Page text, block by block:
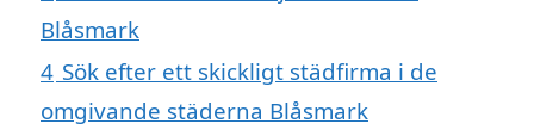
Blåsmark
4 Sök efter ett skickligt städfirma i de
omgivande städerna Blåsmark